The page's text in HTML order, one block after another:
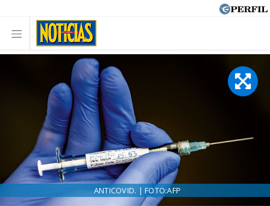
ANTICOVID. | FOTO:AFP